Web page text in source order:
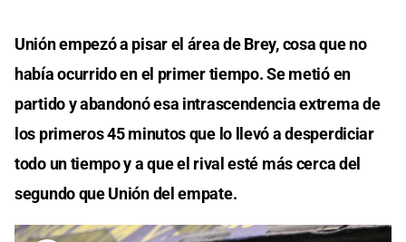
Unión empezó a pisar el área de Brey, cosa que no
había ocurrido en el primer tiempo. Se metió en
partido y abandonó esa intrascendencia extrema de
los primeros 45 minutos que lo llevó a desperdiciar
todo un tiempo y a que el rival esté más cerca del
segundo que Unión del empate.